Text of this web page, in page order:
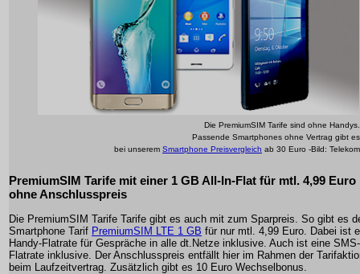
Die PremiumSIM Tarife sind ohne Handys.
Passende Smartphones ohne Vertrag gibt es
bei unserem Smartphone Preisvergleich ab 30 Euro -Bild: Telekom
PremiumSIM Tarife mit einer 1 GB All-In-Flat für mtl. 4,99 Euro
ohne Anschlusspreis
Die PremiumSIM Tarife Tarife gibt es auch mit zum Sparpreis. So gibt es
Smartphone Tarif PremiumSIM LTE 1 GB für nur mtl. 4,99 Euro. Dabei ist
Handy-Flatrate für Gespräche in alle dt.Netze inklusive. Auch ist eine SMS-
Flatrate inklusive. Der Anschlusspreis entfällt hier im Rahmen der
beim Laufzeitvertrag. Zusätzlich gibt es 10 Euro Wechselbonus.